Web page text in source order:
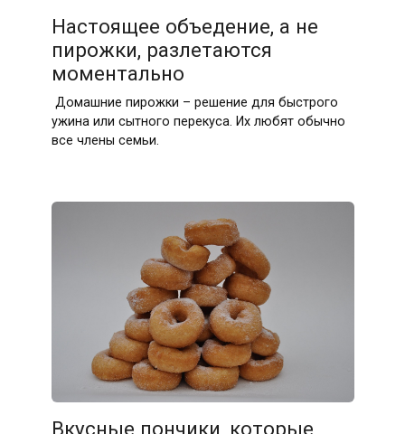
Настоящее объедение, а не
пирожки, разлетаются
моментально
Домашние пирожки – решение для быстрого
ужина или сытного перекуса. Их любят обычно
все члены семьи.
Вкусные пончики, которые